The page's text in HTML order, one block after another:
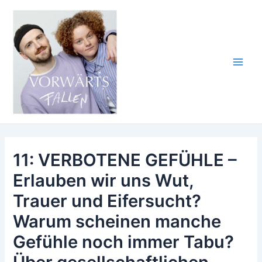
springen
11: VERBOTENE GEFÜHLE –
Erlauben wir uns Wut,
Trauer und Eifersucht?
Warum scheinen manche
Gefühle noch immer Tabu?